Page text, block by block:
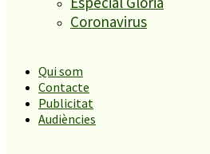
Coronavirus
Qui som
Contacte
Publicitat
Audiències
SUBSCRIURE’M
1
Tanquen un local de menjar
deficiències sanitàries